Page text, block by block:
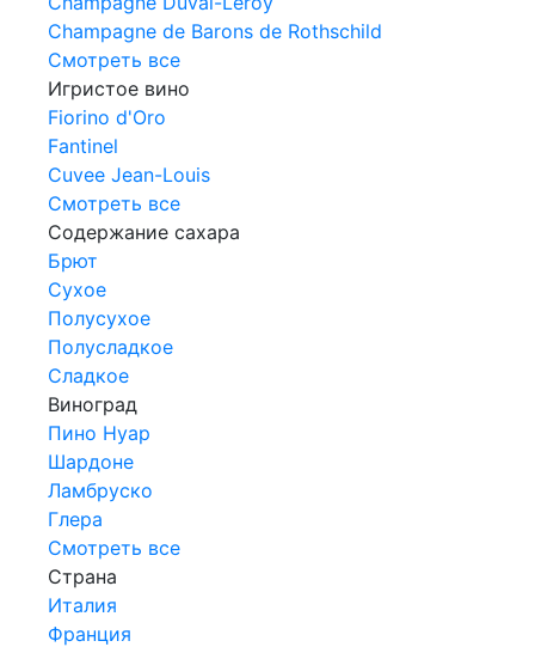
Champagne de Barons de Rothschild
Смотреть все
Игристое вино
Fiorino d'Oro
Fantinel
Cuvee Jean-Louis
Смотреть все
Содержание сахара
Брют
Сухое
Полусухое
Полусладкое
Сладкое
Виноград
Пино Нуар
Шардоне
Ламбруско
Глера
Смотреть все
Страна
Италия
Франция